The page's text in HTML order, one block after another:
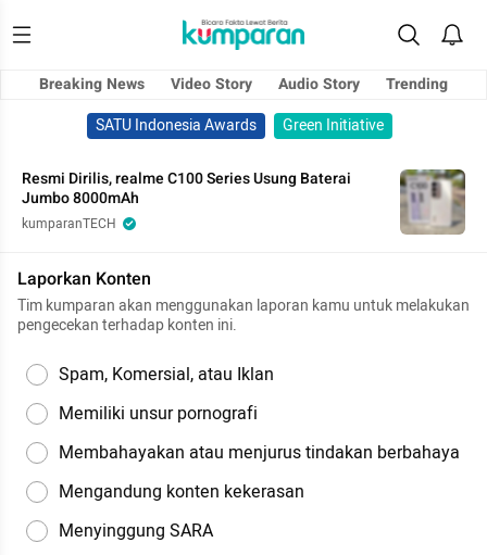
Breaking News Video Story Audio Story
Trending
SATU Indonesia Awards
Green Initiative
Resmi Dirilis, realme C100 Series Usung Baterai
Jumbo 8000mAh
kumparanTECH
Laporkan Konten
Tim kumparan akan menggunakan laporan kamu untuk melakukan
pengecekan terhadap konten ini.
Spam, Komersial, atau Iklan
Memiliki unsur pornografi
Membahayakan atau menjurus tindakan berbahaya
Mengandung konten kekerasan
Menyinggung SARA